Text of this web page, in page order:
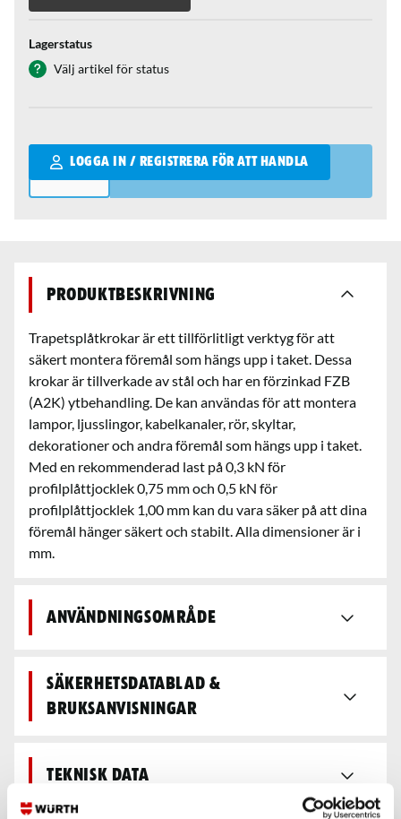
Lagerstatus
Välj artikel för status
LOGGA IN / REGISTRERA FÖR ATT HANDLA
Qantity
Produktbeskrivning
Trapetsplåtkrokar är ett tillförlitligt verktyg för att
säkert montera föremål som hängs upp i taket. Dessa
krokar är tillverkade av stål och har en förzinkad FZB
(A2K) ytbehandling. De kan användas för att montera
lampor, ljusslingor, kabelkanaler, rör, skyltar,
dekorationer och andra föremål som hängs upp i taket.
Med en rekommenderad last på 0,3 kN för
profilplåttjocklek 0,75 mm och 0,5 kN för
profilplåttjocklek 1,00 mm kan du vara säker på att dina
föremål hänger säkert och stabilt. Alla dimensioner är i
mm.
Användningsområde
Säkerhetsdatablad &
bruksanvisningar
Teknisk data